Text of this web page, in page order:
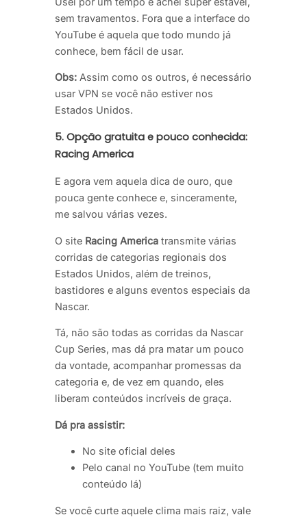
sem travamentos. Fora que a interface do
YouTube é aquela que todo mundo já
conhece, bem fácil de usar.
Obs: Assim como os outros, é necessário
usar VPN se você não estiver nos
Estados Unidos.
5. Opção gratuita e pouco conhecida:
Racing America
E agora vem aquela dica de ouro, que
pouca gente conhece e, sinceramente,
me salvou várias vezes.
O site Racing America transmite várias
corridas de categorias regionais dos
Estados Unidos, além de treinos,
bastidores e alguns eventos especiais da
Nascar.
Tá, não são todas as corridas da Nascar
Cup Series, mas dá pra matar um pouco
da vontade, acompanhar promessas da
categoria e, de vez em quando, eles
liberam conteúdos incríveis de graça.
Dá pra assistir:
No site oficial deles
Pelo canal no YouTube (tem muito
conteúdo lá)
Se você curte aquele clima mais raiz, vale